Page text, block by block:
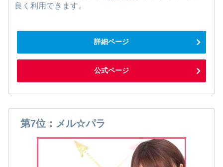
良く利用できます。
詳細ページ
公式ページ
第7位：メル☆パラ